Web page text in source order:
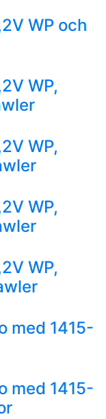
WP och
WP,
WP,
WP,
WP,
med 1415-
med 1415-